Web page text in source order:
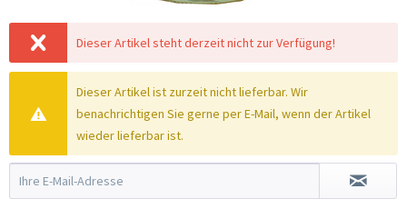
Dieser Artikel steht derzeit nicht zur Verfügung!
Dieser Artikel ist zurzeit nicht lieferbar. Wir
benachrichtigen Sie gerne per E-Mail, wenn der Artikel
wieder lieferbar ist.